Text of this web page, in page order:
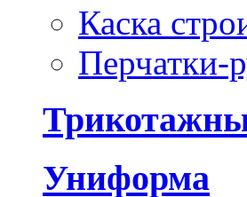
Каска
Перчатки-
Униформа